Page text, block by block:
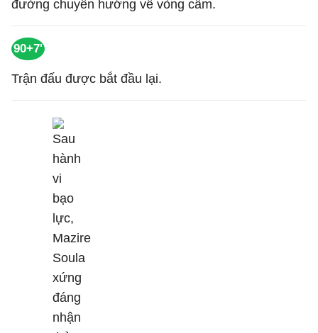
đường chuyền hướng về vòng cấm.
90+7'
Trận đấu được bắt đầu lại.